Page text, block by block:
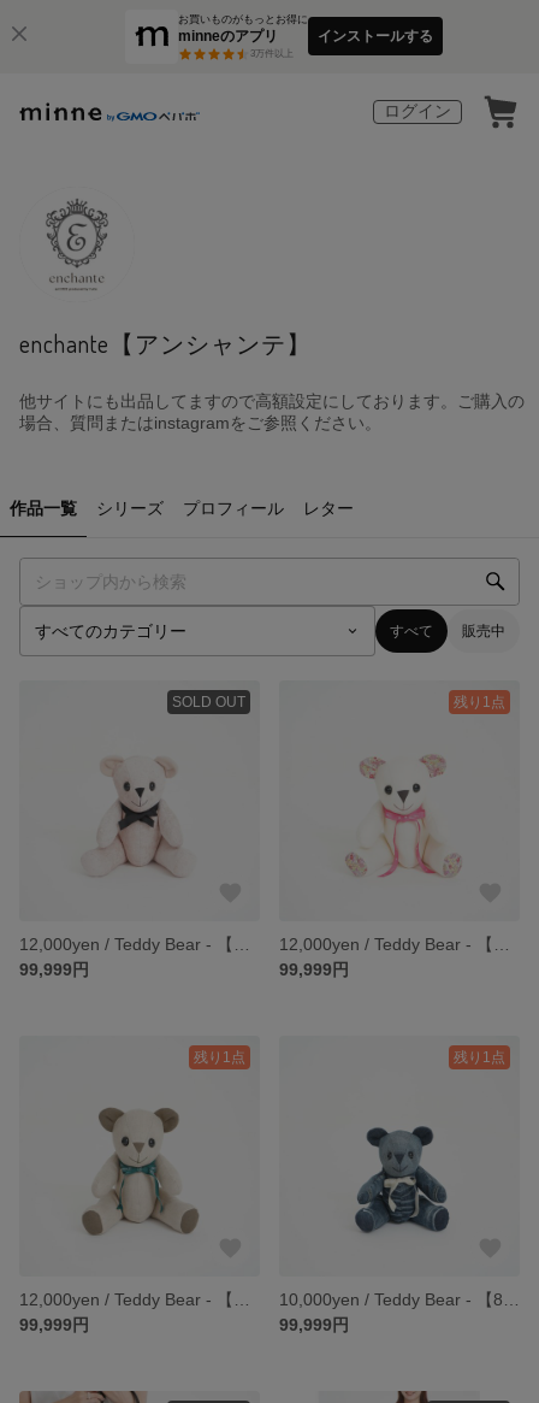
お買いものがもっとお得に
minneのアプリ
3万件以上
インストールする
ログイン
enchante【アンシャンテ】
他サイトにも出品してますので高額設定にしております。ご購入の
場合、質問またはinstagramをご参照ください。
作品一覧 シリーズ プロフィール レター
すべて 販売中
SOLD OUT
99,999円
残り1点
99,999円
残り1点
99,999円
残り1点
99,999円